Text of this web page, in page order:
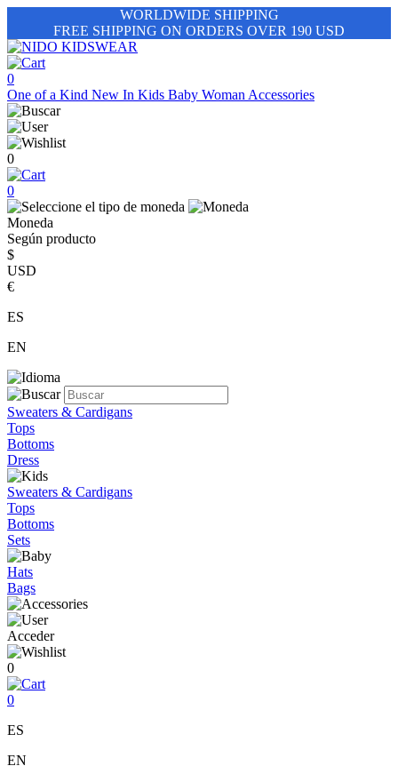
WORLDWIDE SHIPPING
FREE SHIPPING ON ORDERS OVER 190 USD
0
One of a Kind New In Kids Baby Woman Accessories
0
0
Moneda
Según producto
$
USD
€
ES
EN
Sweaters & Cardigans
Tops
Bottoms
Dress
Sweaters & Cardigans
Tops
Bottoms
Sets
Hats
Bags
Acceder
0
0
ES
EN